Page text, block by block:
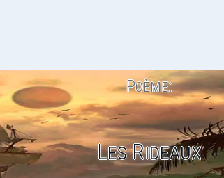
Poème:
Les Rideaux